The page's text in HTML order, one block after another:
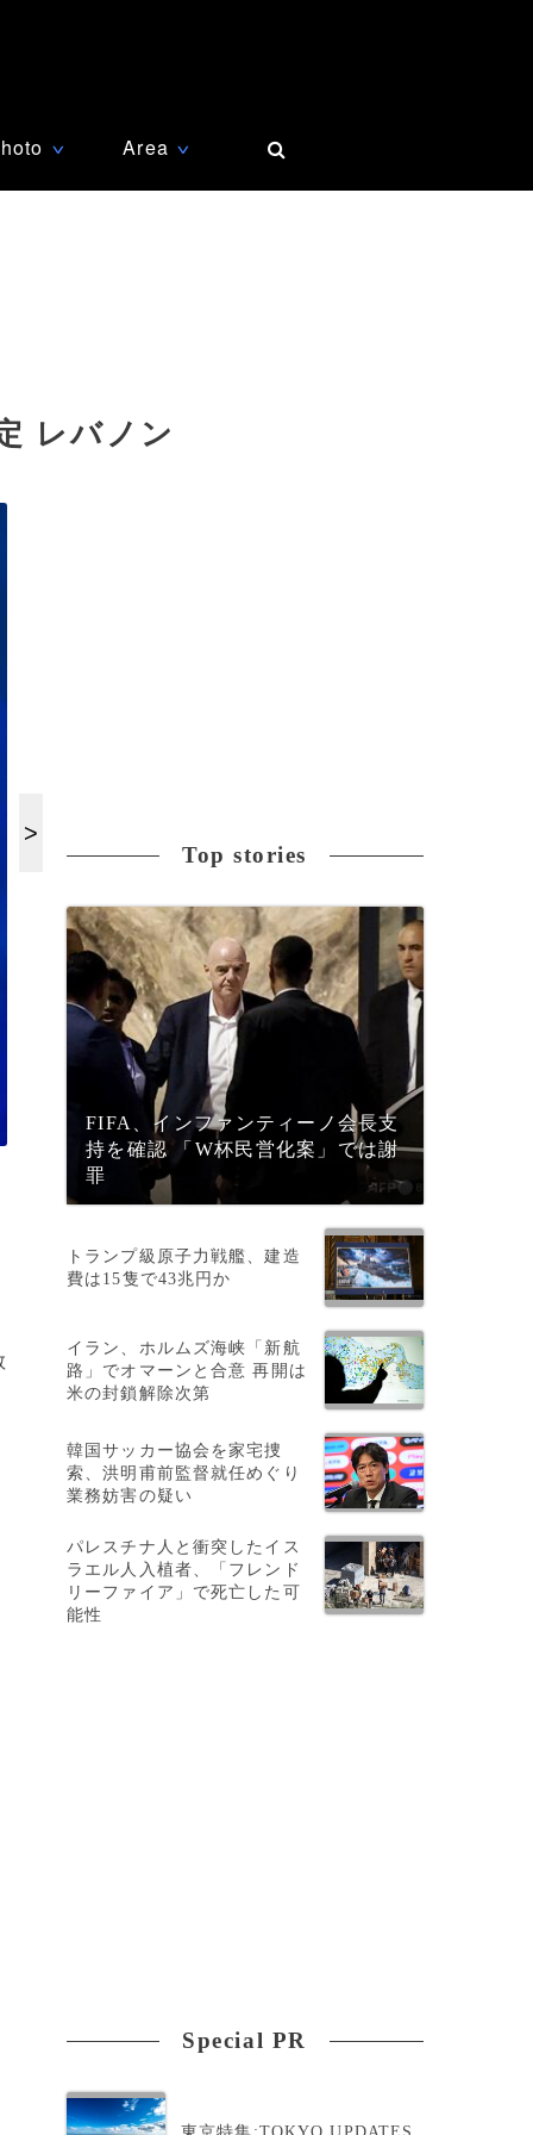
∨ Area ∨
レバノン
Top stories
FIFA、インファンティーノ会長支
持を確認 「W杯民営化案」では謝
罪
トランプ級原子力戦艦、建造
費は15隻で43兆円か
イラン、ホルムズ海峡「新航
路」でオマーンと合意 再開は
米の封鎖解除次第
韓国サッカー協会を家宅捜
索、洪明甫前監督就任めぐり
業務妨害の疑い
パレスチナ人と衝突したイス
ラエル人入植者、「フレンド
リーファイア」で死亡した可
能性
Special PR
東京特集:TOKYO UPDATES